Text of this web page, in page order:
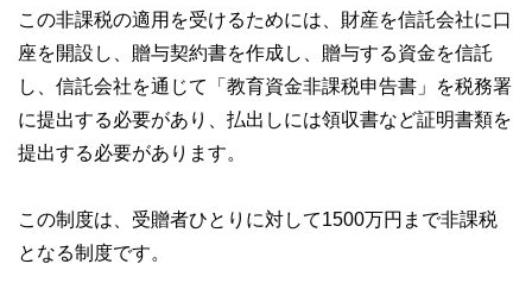
この非課税の適用を受けるためには、財産を信託会社に口
座を開設し、贈与契約書を作成し、贈与する資金を信託
し、信託会社を通じて「教育資金非課税申告書」を税務署
に提出する必要があり、払出しには領収書など証明書類を
提出する必要があります。
この制度は、受贈者ひとりに対して1500万円まで非課税
となる制度です。